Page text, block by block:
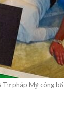
Tư pháp Mỹ công